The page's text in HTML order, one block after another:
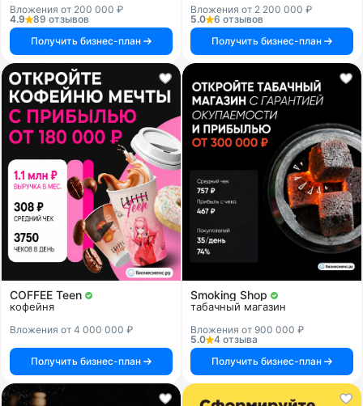
Вложения от 200 000 ₽
4.9
89 отзывов
Получить бизнес-план
Вложения от 2 200 000 ₽
5.0
6 отзывов
Получить бизнес-план
COFFEE Teen
кофейня
Вложения от 4 000 000 ₽
Получить бизнес-план
Smoking Shop
табачный магазин
Вложения от 900 000 ₽
5.0
4 отзыва
Получить бизнес-план